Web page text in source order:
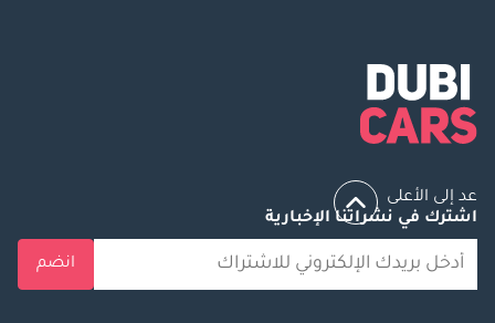
عد إلى الأعلى
اشترك في نشراتنا الإخبارية
انضم